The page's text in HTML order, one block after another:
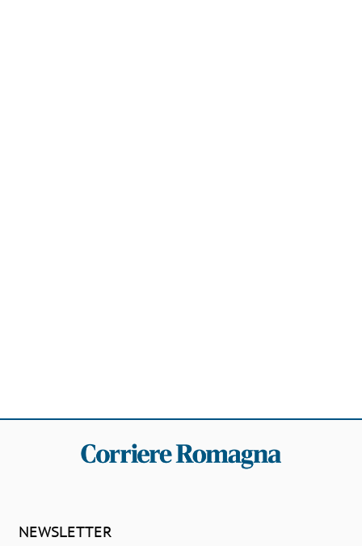
NEWSLETTER